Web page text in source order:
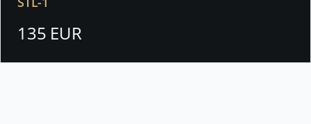
135 EUR